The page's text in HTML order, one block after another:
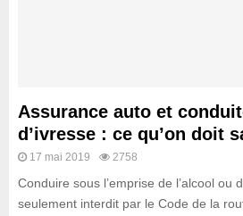
Assurance auto et
d’ivresse : ce qu’on doit
17 mai 2019 2758
Conduire sous l’emprise de l’alcool ou
seulement interdit par le Code de la